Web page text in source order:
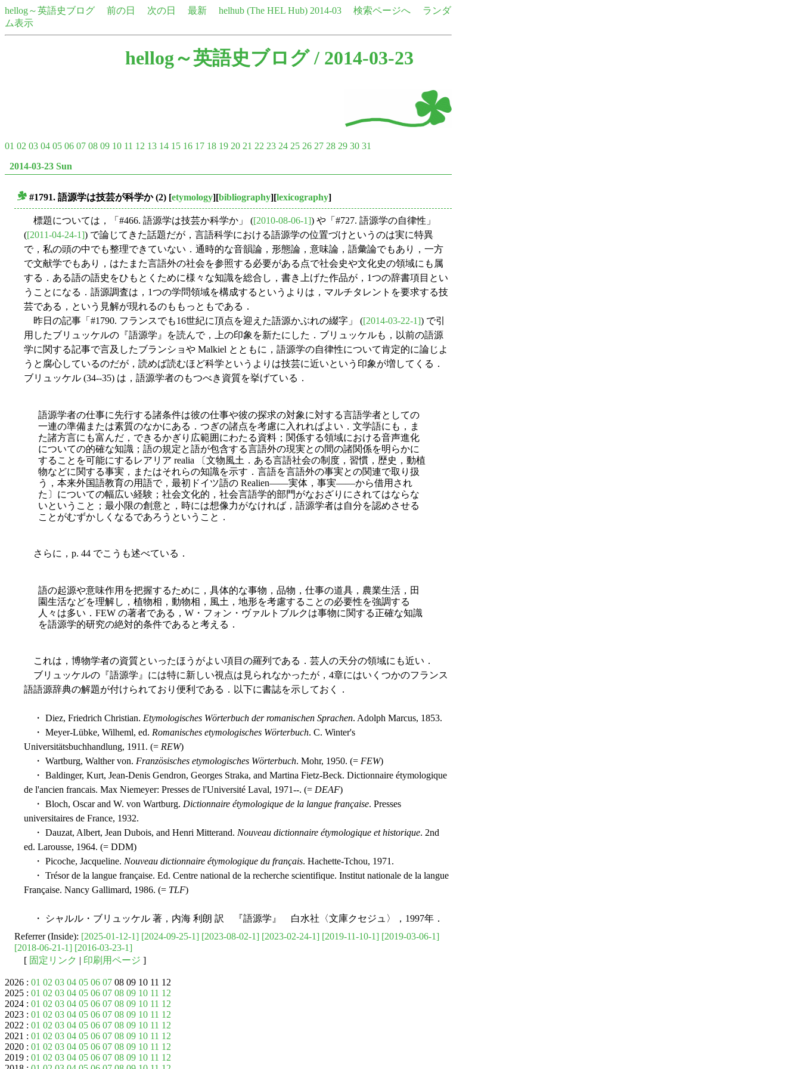
hellog～英語史ブログ 前の日 次の日 最新 helhub (The HEL Hub) 2014-03 検索ページへ
ランダ
ム表示
hellog～英語史ブログ/ 2014-03-23
01 02 03 04 05 06 07 08 09 10 11 12 13 14 15 16 17 18 19 20 21 22 23 24 25 26 27 28 29 30 31
2014-03-23 Sun
#1791. 語源学は技芸が科学か (2) [etymology][bibliography][lexicography]
標題については，「#466. 語源学は技芸か科学か」 ([2010-08-06-1]) や「#727. 語源学の自律性」
([2011-04-24-1]) で論じてきた話題だが，言語科学における語源学の位置づけというのは実に特異
で，私の頭の中でも整理できていない．通時的な音韻論，形態論，意味論，語彙論でもあり，一方
で文献学でもあり，はたまた言語外の社会を参照する必要がある点で社会史や文化史の領域にも属
する．ある語の語史をひもとくために様々な知識を総合し，書き上げた作品が，1つの辞書項目とい
うことになる．語源調査は，1つの学問領域を構成するというよりは，マルチタレントを要求する技
芸である，という見解が現れるのももっともである．
昨日の記事「#1790. フランスでも16世紀に頂点を迎えた語源かぶれの綴字」 ([2014-03-22-1]) で引
用したブリュッケルの『語源学』を読んで，上の印象を新たにした．ブリュッケルも，以前の語源
学に関する記事で言及したブランショや Malkiel とともに，語源学の自律性について肯定的に論じよ
うと腐心しているのだが，読めば読むほど科学というよりは技芸に近いという印象が増してくる．
ブリュッケル (34--35) は，語源学者のもつべき資質を挙げている．
語源学者の仕事に先行する諸条件は彼の仕事や彼の探求の対象に対する言語学者としての
一連の準備または素質のなかにある．つぎの諸点を考慮に入れればよい．文学語にも，ま
た諸方言にも富んだ，できるかぎり広範囲にわたる資料；関係する領域における音声進化
についての的確な知識；語の規定と語が包含する言語外の現実との間の諸関係を明らかに
することを可能にするレアリア realia 〔文物風土．ある言語社会の制度，習慣，歴史，動植
物などに関する事実，またはそれらの知識を示す．言語を言語外の事実との関連で取り扱
う，本来外国語教育の用語で，最初ドイツ語の Realien――実体，事実――から借用され
た〕についての幅広い経験；社会文化的，社会言語学的部門がなおざりにされてはならな
いということ；最小限の創意と，時には想像力がなければ，語源学者は自分を認めさせる
ことがむずかしくなるであろうということ．
さらに，p. 44 でこうも述べている．
語の起源や意味作用を把握するために，具体的な事物，品物，仕事の道具，農業生活，田
園生活などを理解し，植物相，動物相，風土，地形を考慮することの必要性を強調する
人々は多い．FEW の著者である，W・フォン・ヴァルトブルクは事物に関する正確な知識
を語源学的研究の絶対的条件であると考える．
これは，博物学者の資質といったほうがよい項目の羅列である．芸人の天分の領域にも近い．
ブリュッケルの『語源学』には特に新しい視点は見られなかったが，4章にはいくつかのフランス
語語源辞典の解題が付けられており便利である．以下に書誌を示しておく．
・ Diez, Friedrich Christian. Etymologisches Wörterbuch der romanischen Sprachen. Adolph Marcus, 1853.
・ Meyer-Lübke, Wilheml, ed. Romanisches etymologisches Wörterbuch. C. Winter's
Universitätsbuchhandlung, 1911. (= REW)
・ Wartburg, Walther von. Französisches etymologisches Wörterbuch. Mohr, 1950. (= FEW)
・ Baldinger, Kurt, Jean-Denis Gendron, Georges Straka, and Martina Fietz-Beck. Dictionnaire étymologique
de l'ancien francais. Max Niemeyer: Presses de l'Université Laval, 1971--. (= DEAF)
・ Bloch, Oscar and W. von Wartburg. Dictionnaire étymologique de la langue française. Presses
universitaires de France, 1932.
・ Dauzat, Albert, Jean Dubois, and Henri Mitterand. Nouveau dictionnaire étymologique et historique. 2nd
ed. Larousse, 1964. (= DDM)
・ Picoche, Jacqueline. Nouveau dictionnaire étymologique du français. Hachette-Tchou, 1971.
・ Trésor de la langue française. Ed. Centre national de la recherche scientifique. Institut nationale de la langue
Française. Nancy Gallimard, 1986. (= TLF)
・ シャルル・ブリュッケル 著，内海 利朗 訳 『語源学』 白水社〈文庫クセジュ〉，1997年．
Referrer (Inside): [2025-01-12-1] [2024-09-25-1] [2023-08-02-1] [2023-02-24-1] [2019-11-10-1] [2019-03-06-1]
[2018-06-21-1] [2016-03-23-1]
[ 固定リンク | 印刷用ページ ]
2026 : 01 02 03 04 05 06 07 08 09 10 11 12
2025 : 01 02 03 04 05 06 07 08 09 10 11 12
2024 : 01 02 03 04 05 06 07 08 09 10 11 12
2023 : 01 02 03 04 05 06 07 08 09 10 11 12
2022 : 01 02 03 04 05 06 07 08 09 10 11 12
2021 : 01 02 03 04 05 06 07 08 09 10 11 12
2020 : 01 02 03 04 05 06 07 08 09 10 11 12
2019 : 01 02 03 04 05 06 07 08 09 10 11 12